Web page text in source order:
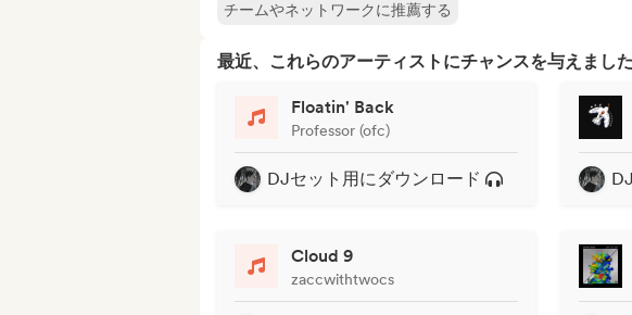
チームやネットワークに推薦する
最近、これらのアーティストにチャンスを与えました
Floatin' Back
Professor (ofc)
DJセット用にダウンロード
Cloud 9
zaccwithtwocs